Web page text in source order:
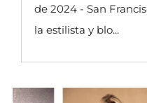
de 2024 - San
la estilista y blo...